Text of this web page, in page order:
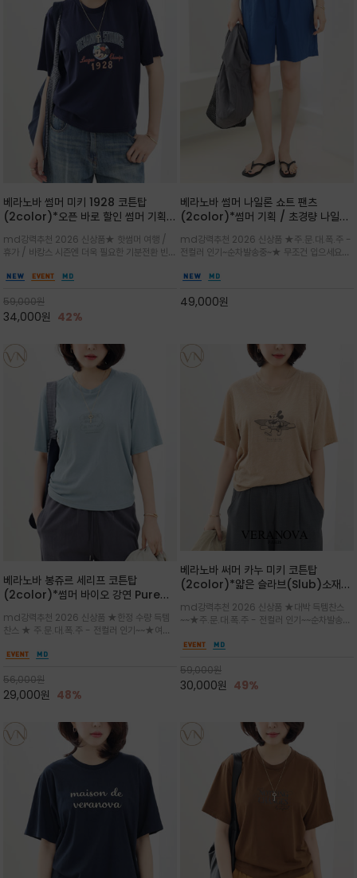
베라노바 썸머 미키 1928 코튼탑
(2color)*오픈 바로 할인 썸머 기획
★ 한정수량 제작 ★ 오가닉 코튼으로
빈티지 프린트로 여름 하의와 모두 잘어
울리는 그래픽
md강력추천 2026 신상품★ 핫썸머 여행 /
휴가 / 바캉스 시즌엔 더욱 필요한 기분전환 빈티
키 컬러 위에 빈티지한 크랙 효과의 레트로 감성
완성
59,000원
34,000원 42%
베라노바 썸머 나일론 쇼트 팬츠
(2color)*썸머 기획 / 초경량 나일론
가벼운 아이템 / 여행 / 일상 / 운동 모
두 가능한 아이템
md강력추천 2026 신상품 ★주.문.대.폭.주 -
전컬러 인기~순차발송중~★ 무조건 입으세요~~
입니다^^가볍고 드라이한 터치감의 나일론 소
룩, 모임룩, 데일리룩까지 다양하게
49,000원
베라노바 봉쥬르 세리프 코튼탑
(2color)*썸머 바이오 강연 Pure
성적인 프랑스어 수식어를 조합
md강력추천 2026 신상품 ★한정 수량 득템
찬스 ★ 주.문.대.폭.주 - 전컬러 인기~~★여름
여유로운 감성/피부에 닿는 순간 기분 좋은 청량
56,000원
29,000원 48%
베라노바 써머 카누 미키 코튼탑
(2color)*얇은 슬라브(Slub)소재
하며, 몸에 잘 달라붙지 않아 쾌적
md강력추천 2026 신상품 ★대박 득템찬스
~~★주.문.대.폭.주 - 전컬러 인기~~순차발송중
드롭숄더 핏과 부드러운 라운드넥이 편안하며, 앞
다.
59,000원
30,000원 49%